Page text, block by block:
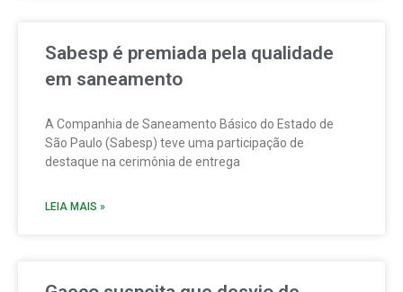
Sabesp é premiada pela qualidade
em saneamento
A Companhia de Saneamento Básico do Estado de
São Paulo (Sabesp) teve uma participação de
destaque na cerimônia de entrega
LEIA MAIS »